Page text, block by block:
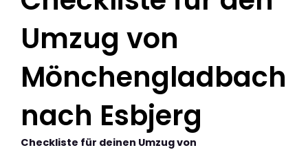
Umzug von
Mönchengladbach
nach Esbjerg
Checkliste für deinen Umzug von